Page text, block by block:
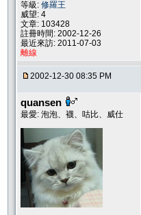
等級: 修羅王
威望: 4
文章: 103428
註冊時間: 2002-12-26
最近來訪: 2011-07-03
離線
2002-12-30 08:35 PM
quansen
最愛: 泡泡、襪、咕比、威仕